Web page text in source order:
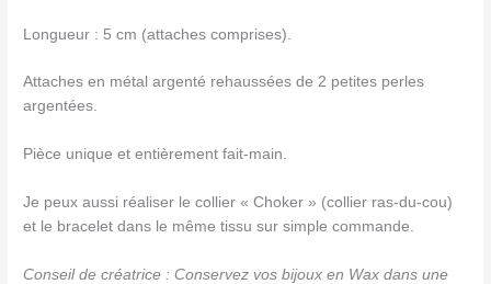
Longueur : 5 cm (attaches comprises).
Attaches en métal argenté rehaussées de 2 petites perles
argentées.
Pièce unique et entièrement fait-main.
Je peux aussi réaliser le collier « Choker » (collier ras-du-cou)
et le bracelet dans le même tissu sur simple commande.
Conseil de créatrice : Conservez vos bijoux en Wax dans une